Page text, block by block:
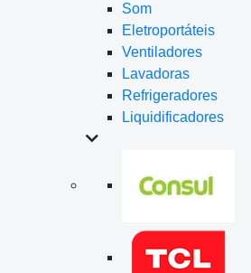
Som
Eletroportáteis
Ventiladores
Lavadoras
Refrigeradores
Liquidificadores